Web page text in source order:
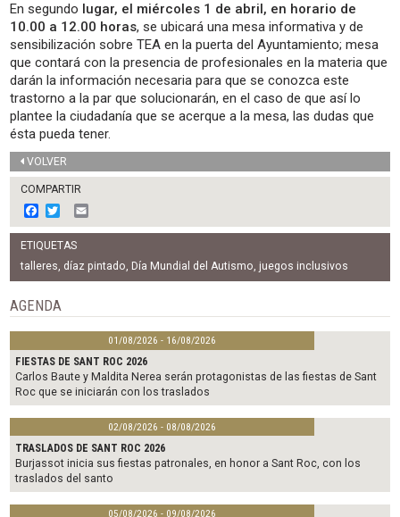
En segundo lugar, el miércoles 1 de abril, en horario de
10.00 a 12.00 horas, se ubicará una mesa informativa y de
sensibilización sobre TEA en la puerta del Ayuntamiento; mesa
que contará con la presencia de profesionales en la materia que
darán la información necesaria para que se conozca este
trastorno a la par que solucionarán, en el caso de que así lo
plantee la ciudadanía que se acerque a la mesa, las dudas que
ésta pueda tener.
VOLVER
COMPARTIR
F
a
c
e
b
o
o
k
w
i
t
t
e
m
a
l
ETIQUETAS
talleres, díaz pintado, Día Mundial del Autismo, juegos inclusivos
AGENDA
01/08/2026 - 16/08/2026
FIESTAS DE SANT ROC 2026
Carlos Baute y Maldita Nerea serán protagonistas de las fiestas de Sant
Roc que se iniciarán con los traslados
02/08/2026 - 08/08/2026
TRASLADOS DE SANT ROC 2026
Burjassot inicia sus fiestas patronales, en honor a Sant Roc, con los
traslados del santo
05/08/2026 - 09/08/2026